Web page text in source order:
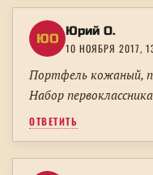
ЮО Юрий О.
10 НОЯБРЯ 2017,
Портфель кожаный,
Набор
ОТВЕТИТЬ